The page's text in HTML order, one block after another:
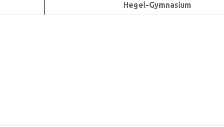
Hegel-Gymnasium